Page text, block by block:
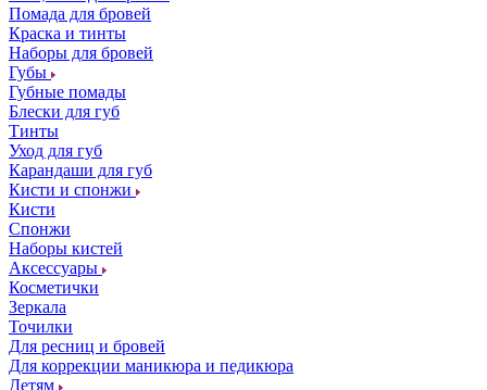
Помада для бровей
Краска и тинты
Наборы для бровей
Губы
Губные помады
Блески для губ
Тинты
Уход для губ
Карандаши для губ
Кисти и спонжи
Кисти
Спонжи
Наборы кистей
Аксессуары
Косметички
Зеркала
Точилки
Для ресниц и бровей
Для коррекции маникюра и педикюра
Детям